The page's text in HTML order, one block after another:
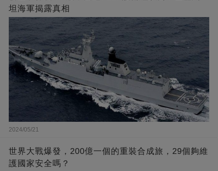
坦海軍揭露真相
2024/05/21
世界大戰爆發，200億一個的重裝合成旅，29個夠維
護國家安全嗎？